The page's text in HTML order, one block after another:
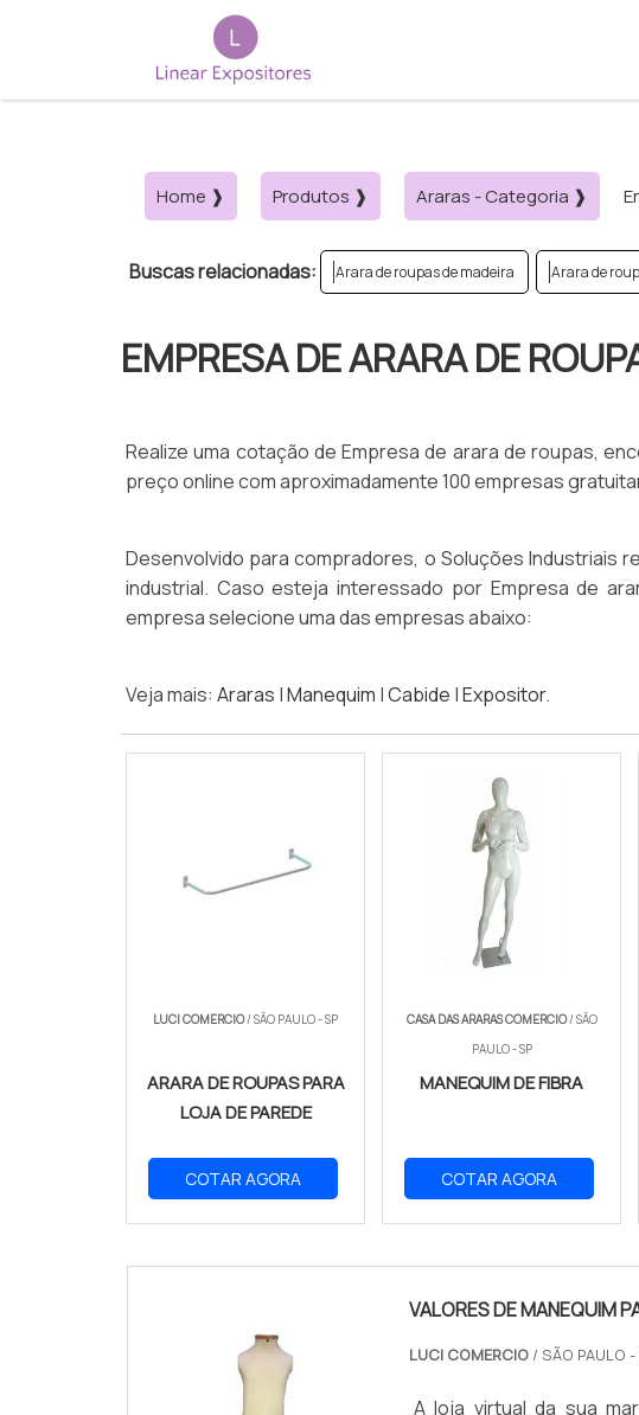
Home ❱ Produtos ❱ Araras - Categoria ❱
Buscas relacionadas: Arara de roupas de madeira Arara de
EMPRESA DE ARARA DE
Realize uma cotação de Empresa de arara de roupas,
preço online com aproximadamente 100 empresas
Desenvolvido para compradores, o Soluções Industriais
industrial. Caso esteja interessado por Empresa de
empresa selecione uma das empresas abaixo:
Veja mais: Araras |Manequim |Cabide |Expositor.
LUCI COMERCIO/ SÃO PAULO - SP
ARARA DE ROUPAS PARA
LOJA DE PAREDE
COTAR AGORA
CASA DAS ARARAS COMERCIO/ SÃO
PAULO - SP
MANEQUIM DE FIBRA
COTAR AGORA
VALORES DE MANEQUIM
LUCI COMERCIO / SÃO PAULO -
A loja virtual da sua